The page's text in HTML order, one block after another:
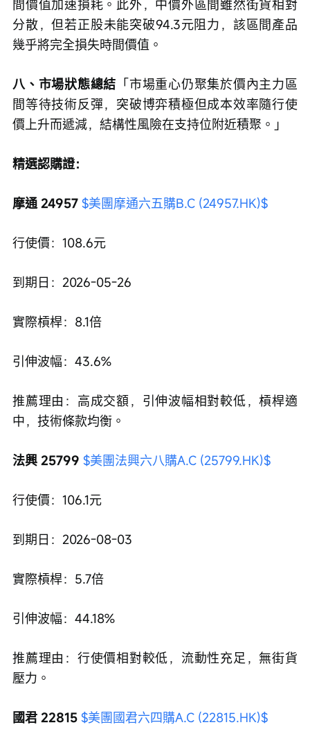
間價值加速損耗。此外，中價外區間雖然街貨相對
分散，但若正股未能突破94.3元阻力，該區間產品
幾乎將完全損失時間價值。
八、市場狀態總結 「市場重心仍聚集於價內主力區
間等待技術反彈，突破博弈積極但成本效率隨行使
價上升而遞減，結構性風險在支持位附近積聚。」
精選認購證：
摩通 24957 $美團摩通六五購B.C (24957.HK)$
行使價：108.6元
到期日：2026-05-26
實際槓桿：8.1倍
引伸波幅：43.6%
推薦理由：高成交額，引伸波幅相對較低，槓桿適
中，技術條款均衡。
法興 25799 $美團法興六八購A.C (25799.HK)$
行使價：106.1元
到期日：2026-08-03
實際槓桿：5.7倍
引伸波幅：44.18%
推薦理由：行使價相對較低，流動性充足，無街貨
壓力。
國君 22815 $美團國君六四購A.C (22815.HK)$